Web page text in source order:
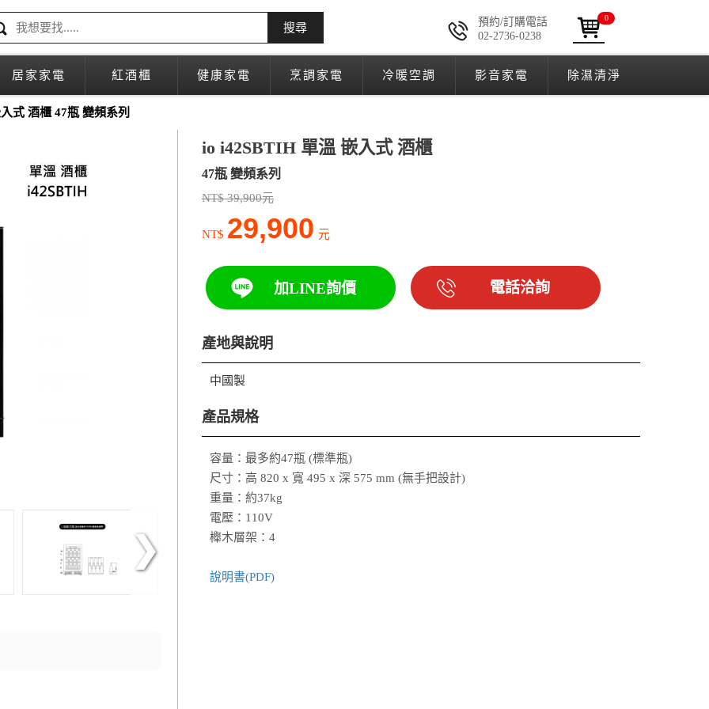
搜尋
預約/訂購電話
02-2736-0238
0
居家家電 紅酒櫃 健康家電 烹調家電 冷暖空調 影音家電 除濕清淨
式 酒櫃 47瓶 變頻系列
io i42SBTIH 單溫 嵌入式 酒櫃
47瓶 變頻系列
NT$ 39,900元
NT$ 29,900 元
加LINE詢價 電話洽詢
產地與說明
中國製
產品規格
容量：最多約47瓶 (標準瓶)
尺寸：高 820 x 寬 495 x 深 575 mm (無手把設計)
重量：約37kg
電壓：110V
櫸木層架：4
說明書(PDF)